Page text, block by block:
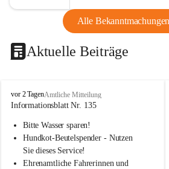
Alle
Aktuelle Beiträge
B
u
h
vor 2 TagenAmtliche Mitteilung
Informationsblatt Nr. 135
Bitte Wasser sparen!
Hundkot-Beutelspender - Nutzen
Sie dieses Service!
Ehrenamtliche Fahrerinnen und